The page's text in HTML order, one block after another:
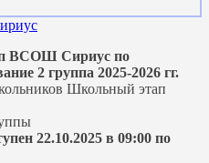
ВСОШ Сириус по
2 группа 2025-2026 гг.
Школьный этап
22.10.2025 в 09:00 по